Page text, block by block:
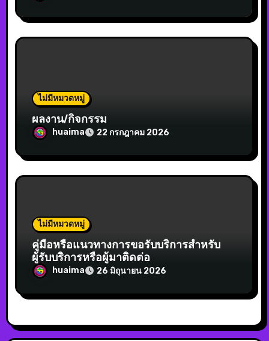
ไม่มีหมวดหมู่
ผลงาน/กิจกรรม
huaima 22 กรกฎาคม 2026
ไม่มีหมวดหมู่
คู่มือหรือแนวทางการขอรับบริการสำหรับ
ผู้รับบริการหรือผู้มาติดต่อ
huaima 26 มิถุนายน 2026